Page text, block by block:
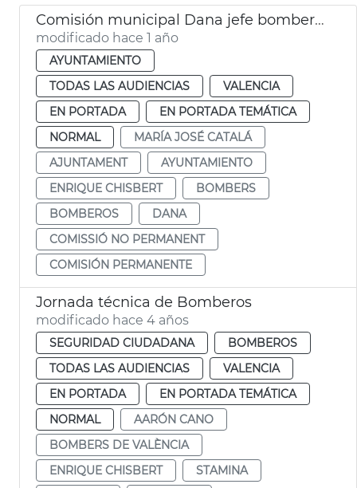
Comisión municipal Dana jefe bomberos València
modificado hace 1 año
AYUNTAMIENTO
TODAS LAS AUDIENCIAS
VALENCIA
EN PORTADA
EN PORTADA TEMÁTICA
NORMAL
MARÍA JOSÉ CATALÁ
AJUNTAMENT
AYUNTAMIENTO
ENRIQUE CHISBERT
BOMBERS
BOMBEROS
DANA
COMISSIÓ NO PERMANENT
COMISIÓN PERMANENTE
Jornada técnica de Bomberos
modificado hace 4 años
SEGURIDAD CIUDADANA
BOMBEROS
TODAS LAS AUDIENCIAS
VALENCIA
EN PORTADA
EN PORTADA TEMÁTICA
NORMAL
AARÓN CANO
BOMBERS DE VALÈNCIA
ENRIQUE CHISBERT
STAMINA